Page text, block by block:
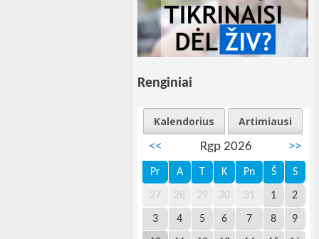
Renginiai
Kalendorius
Artimiausi
<<
Rgp 2026 >>
Pr A T K Pn Š S
27 28 29 30 31 1 2
3 4 5 6 7 8 9